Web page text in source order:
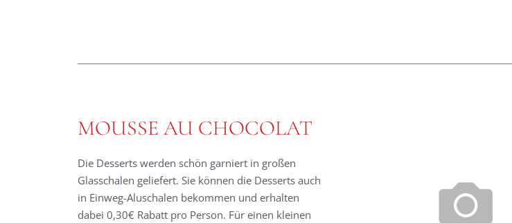
MOUSSE AU CHOCOLAT
Die Desserts werden schön garniert in großen
Glasschalen geliefert. Sie können die Desserts auch
in Einweg-Aluschalen bekommen und erhalten
dabei 0,30€ Rabatt pro Person. Für einen kleinen